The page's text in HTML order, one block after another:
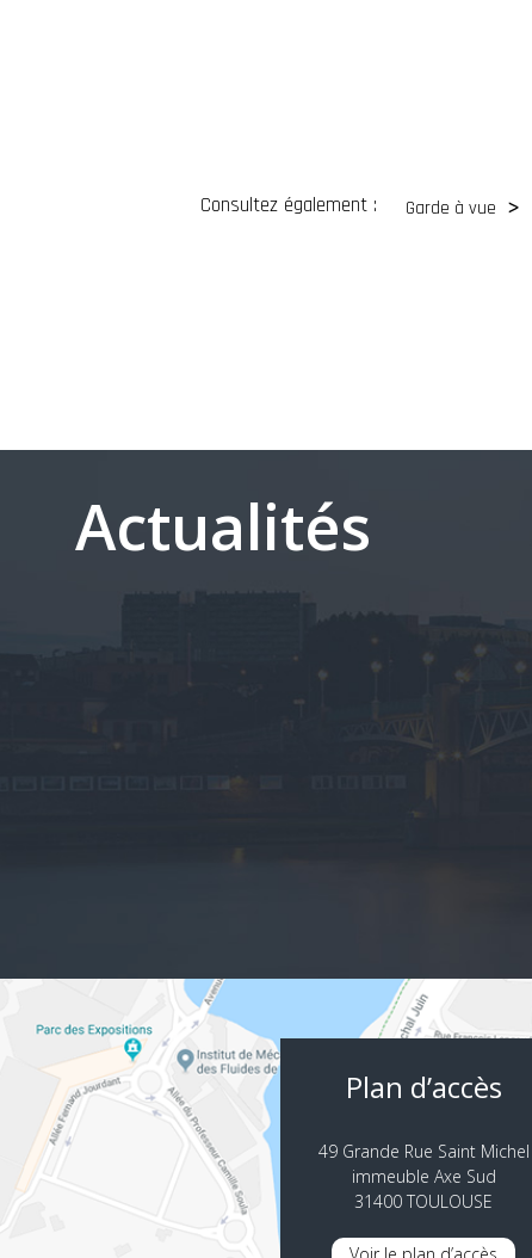
Consultez également : Garde à vue
Actualités
Plan d’accès
49 Grande Rue Saint Michel
immeuble Axe Sud
31400 TOULOUSE
Voir le plan d’accès